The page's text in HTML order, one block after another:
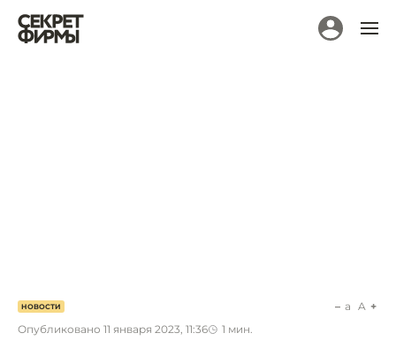
НОВОСТИ
Опубликовано 11 января 2023, 11:36 1 мин.
a A